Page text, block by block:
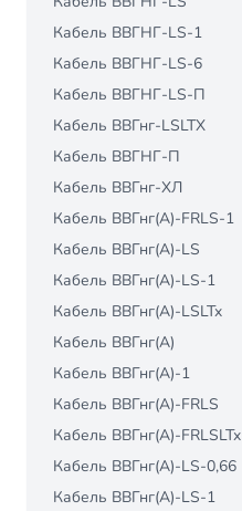
Кабель ВВГНГ-LS-1
Кабель ВВГНГ-LS-6
Кабель ВВГНГ-LS-П
Кабель ВВГнг-LSLTX
Кабель ВВГНГ-П
Кабель ВВГнг-ХЛ
Кабель ВВГнг(A)-FRLS-1
Кабель ВВГнг(A)-LS
Кабель ВВГнг(A)-LS-1
Кабель ВВГнг(A)-LSLTx
Кабель ВВГнг(А)
Кабель ВВГнг(А)-1
Кабель ВВГнг(А)-FRLS
Кабель ВВГнг(А)-FRLSLTx
Кабель ВВГнг(А)-LS-0,66
Кабель ВВГнг(А)-LS-1